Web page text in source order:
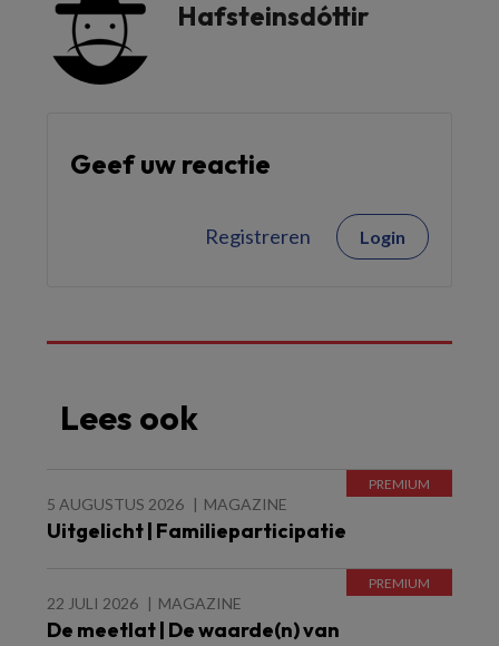
Hafsteinsdóttir
Geef uw reactie
Registreren Login
Lees ook
5 AUGUSTUS 2026 MAGAZINE
Uitgelicht | Familieparticipatie
22 JULI 2026 MAGAZINE
De meetlat | De waarde(n) van